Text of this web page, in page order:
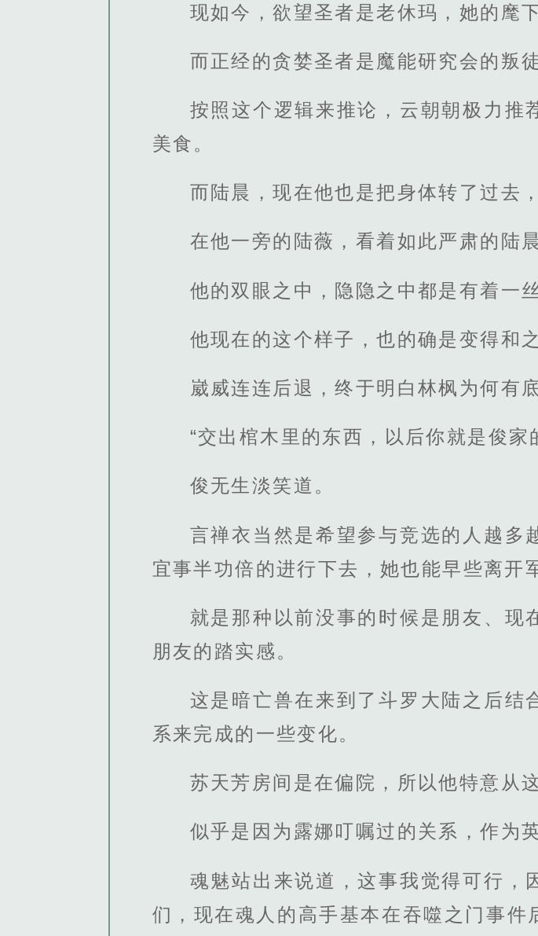
现如今，欲望圣者是老休玛，她的麾
而正经的贪婪圣者是魔能研究会的叛
按照这个逻辑来推论，云朝朝极力推
美食。
而陆晨，现在他也是把身体转了过去
在他一旁的陆薇，看着如此严肃的陆
他的双眼之中，隐隐之中都是有着一
他现在的这个样子，也的确是变得和
崴威连连后退，终于明白林枫为何有
“交出棺木里的东西，以后你就是俊家
俊无生淡笑道。
言禅衣当然是希望参与竞选的人越多
宜事半功倍的进行下去，她也能早些离开
就是那种以前没事的时候是朋友、现
朋友的踏实感。
这是暗亡兽在来到了斗罗大陆之后结
系来完成的一些变化。
苏天芳房间是在偏院，所以他特意从
似乎是因为露娜叮嘱过的关系，作为
魂魅站出来说道，这事我觉得可行，
们，现在魂人的高手基本在吞噬之门事